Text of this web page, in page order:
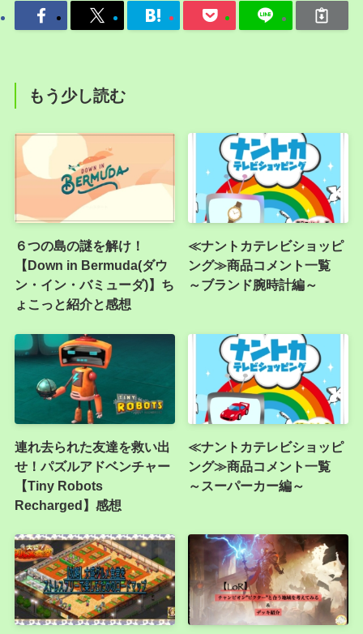
もう少し読む
６つの島の謎を解け！
【Down in Bermuda(ダウ
ン・イン・バミューダ)】ち
ょこっと紹介と感想
≪ナントカテレビショッピ
ング≫商品コメント一覧
～ブランド腕時計編～
連れ去られた友達を救い出
せ！パズルアドベンチャー
【Tiny Robots
Recharged】感想
≪ナントカテレビショッピ
ング≫商品コメント一覧
～スーパーカー編～